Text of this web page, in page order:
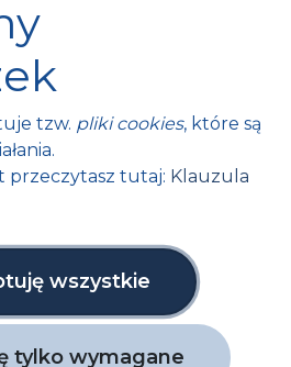
tzw. pliki cookies, które są
przeczytasz tutaj: Klauzula
wszystkie
tylko wymagane